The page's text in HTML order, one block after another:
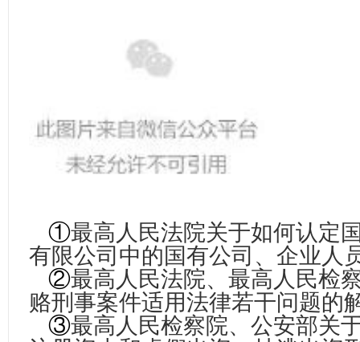
①最高人民法院关于如何认定
有限公司中的国有公司、企业人
②最高人民法院、最高人民检
赂刑事案件适用法律若干问题的
③最高人民检察院、公安部关